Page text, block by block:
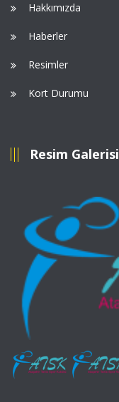
Hakkımızda
Haberler
Resimler
Kort Durumu
Resim Galerisi